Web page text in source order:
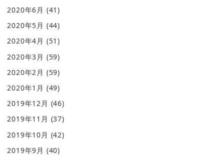
2020年6月 (41)
2020年5月 (44)
2020年4月 (51)
2020年3月 (59)
2020年2月 (59)
2020年1月 (49)
2019年12月 (46)
2019年11月 (37)
2019年10月 (42)
2019年9月 (40)